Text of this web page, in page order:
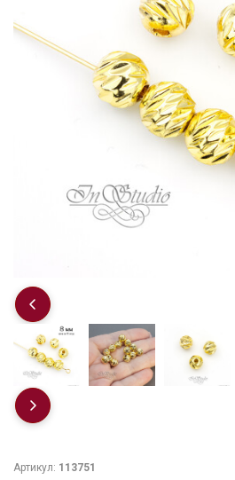
Артикул: 113751